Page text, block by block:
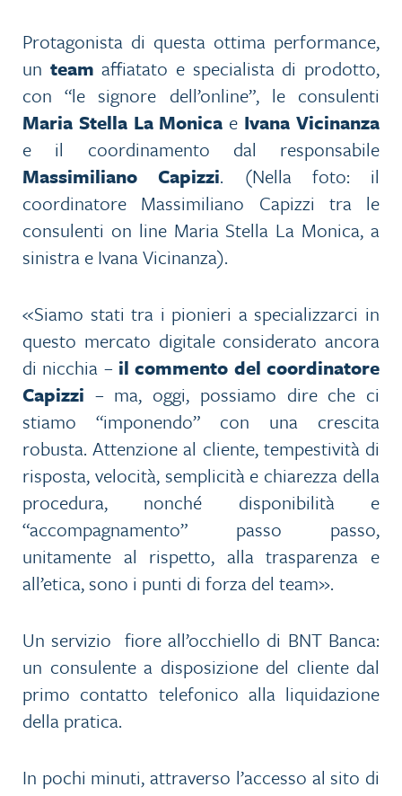
Protagonista di questa ottima performance,
un team affiatato e specialista di prodotto,
con “le signore dell’online”, le consulenti
Maria Stella La Monica e Ivana Vicinanza
e il coordinamento dal responsabile
Massimiliano Capizzi. (Nella foto: il
coordinatore Massimiliano Capizzi tra le
consulenti on line Maria Stella La Monica, a
sinistra e Ivana Vicinanza).
«Siamo stati tra i pionieri a specializzarci in
questo mercato digitale considerato ancora
di nicchia – il commento del coordinatore
Capizzi – ma, oggi, possiamo dire che ci
stiamo “imponendo” con una crescita
robusta. Attenzione al cliente, tempestività di
risposta, velocità, semplicità e chiarezza della
procedura, nonché disponibilità e
“accompagnamento” passo passo,
unitamente al rispetto, alla trasparenza e
all’etica, sono i punti di forza del team».
Un servizio fiore all’occhiello di BNT Banca:
un consulente a disposizione del cliente dal
primo contatto telefonico alla liquidazione
della pratica.
In pochi minuti, attraverso l’accesso al sito di